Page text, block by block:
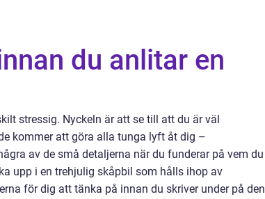
du anlitar en
stressig. Nyckeln är att se till att du är väl
kommer att göra alla tunga lyft åt dig –
av de små detaljerna när du funderar på vem du
upp i en trehjulig skåpbil som hålls ihop av
för dig att tänka på innan du skriver under på den